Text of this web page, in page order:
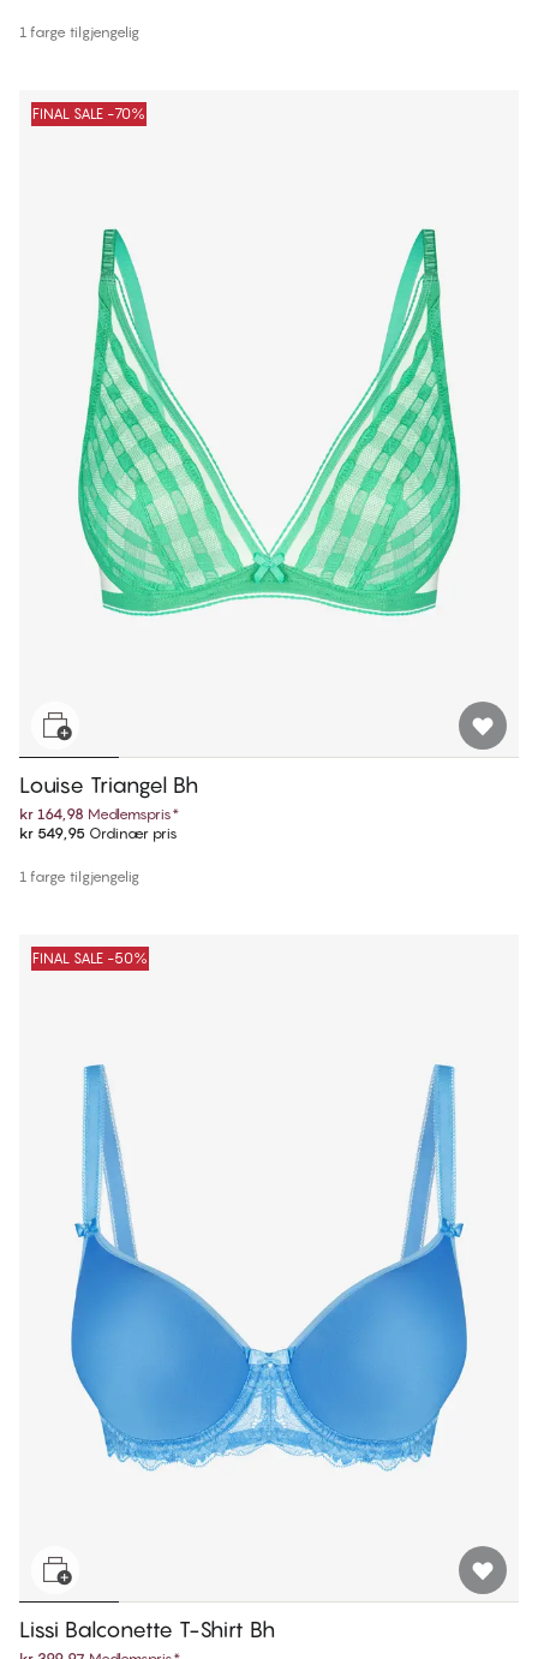
1 farge tilgjengelig
FINAL SALE -70%
Louise Triangel Bh
kr 164,98 Medlemspris*
kr 549,95 Ordinær pris
1 farge tilgjengelig
FINAL SALE -50%
Lissi Balconette T-Shirt Bh